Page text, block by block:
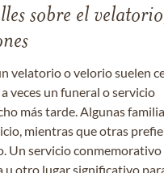
sobre el
velatorio o velorio suelen
veces un funeral o servicio
más tarde. Algunas
mientras que otras
Un servicio conmemorativo
u otro lugar significativo